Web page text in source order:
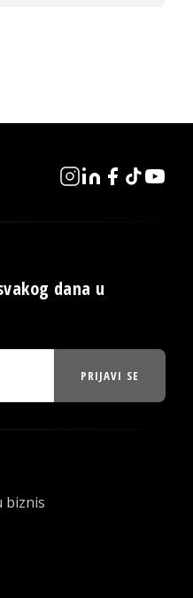
dana u
PRIJAVI SE
biznis